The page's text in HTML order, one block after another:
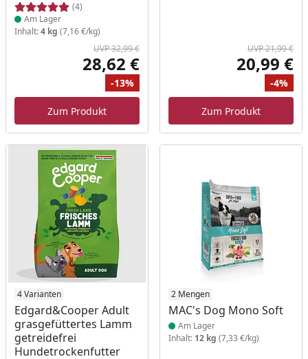
(4)
Am Lager
Inhalt:4 kg (7,16 €/kg)
Ursprünglicher Preis
UVP 32,99 €
Aktueller Preis
28,62 €
Rabatt
-13%
Zum Produkt
UVP 21,99 €
20,99 €
-4%
Zum Produkt
4 Varianten
Edgard&Cooper Adult
grasgefüttertes Lamm
getreidefrei
Hundetrockenfutter
Produkt am Lager 2 Mengen
MAC's Dog Mono Soft
Produkt am Lager
Am Lager
Inhalt: 12 kg (7,33 €/kg)